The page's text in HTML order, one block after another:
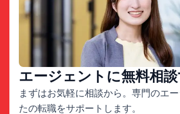
エージェントに無料相
まずはお気軽に相談から。専門のエ
たの転職をサポートします。